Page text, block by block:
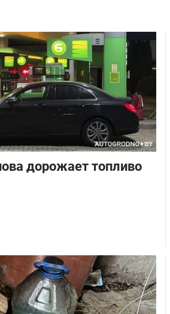
дорожает топливо